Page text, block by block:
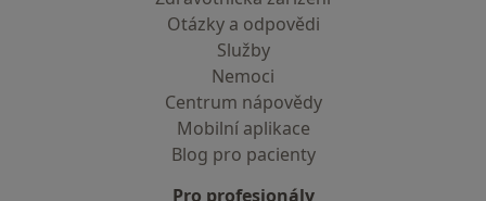
Otázky a odpovědi
Služby
Nemoci
Centrum nápovědy
Mobilní aplikace
Blog pro pacienty
Pro profesionály